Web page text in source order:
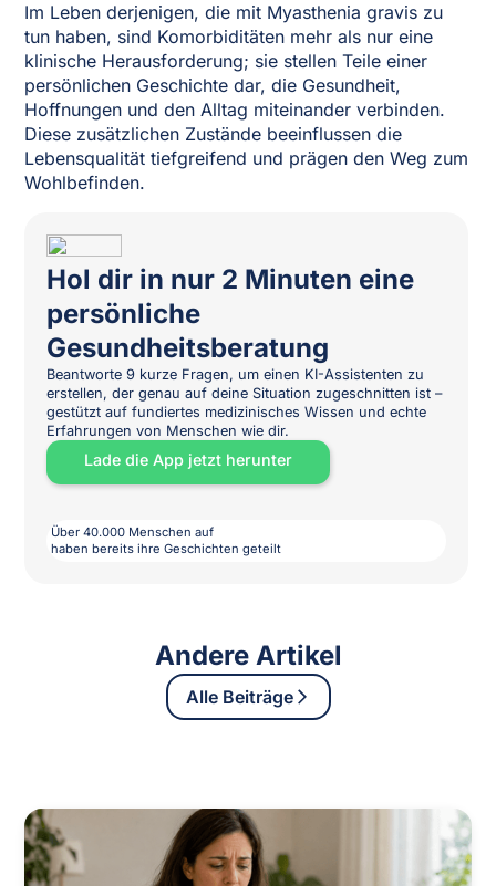
Im Leben derjenigen, die mit Myasthenia gravis zu
tun haben, sind Komorbiditäten mehr als nur eine
klinische Herausforderung; sie stellen Teile einer
persönlichen Geschichte dar, die Gesundheit,
Hoffnungen und den Alltag miteinander verbinden.
Diese zusätzlichen Zustände beeinflussen die
Lebensqualität tiefgreifend und prägen den Weg zum
Wohlbefinden.
Hol dir in nur 2 Minuten eine
persönliche
Gesundheitsberatung
Beantworte 9 kurze Fragen, um einen KI-Assistenten zu
erstellen, der genau auf deine Situation zugeschnitten ist –
gestützt auf fundiertes medizinisches Wissen und echte
Erfahrungen von Menschen wie dir.
Lade die App jetzt herunter
Über 40.000 Menschen auf
haben bereits ihre Geschichten geteilt
Andere Artikel
Alle Beiträge